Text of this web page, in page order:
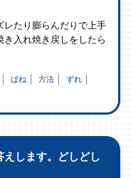
レたり膨らんだりで上手
き入れ焼き戻しをしたら
ばね 方法
ずれ
します。どしどし